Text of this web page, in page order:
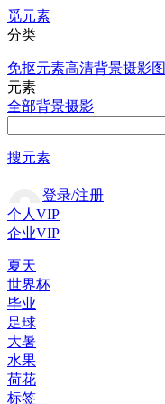
觅元素
分类
免抠元素高清背景摄影图
元素
全部背景摄影
搜元素
登录/注册
个人VIP
企业VIP
夏天
世界杯
毕业
足球
大暑
水果
荷花
标签